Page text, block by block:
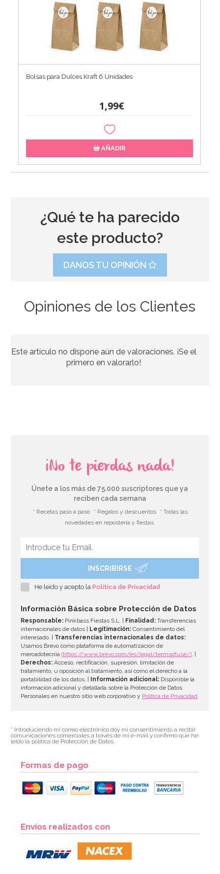
Bolsas para Dulces Kraft 6 Unidades
1,99€
AÑADIR
¿Qué te ha parecido
este producto?
DANOS TU OPINIÓN
Opiniones de los Clientes
Este artículo no dispone aún de valoraciones. ¡Se el
primero en valorarlo!
¡No te pierdas nada!
Únete a los más de 75.000 suscriptores que ya
reciben cada semana
* Recetas paso a paso * Regalos y descuentos
* Todas las
novedades en repostería y fiestas
INSCRIBIRSE
He leído y acepto laPolítica de Privacidad
Información Básica sobre Protección de Datos
Responsable: Pinkbass Fiestas S.L. | Finalidad: Transferencias
internacionales de datos |
Legitimación: Consentimiento del
interesado. | Transferencias internacionales de datos:
Usamos Brevo como plataforma de automatización de
mercadotecnia(https://www.brevo.com/es/legal/termsofuse/). |
Derechos: Acceso, rectificación, supresión, limitación de
tratamiento, u oposición al tratamiento, así como el derecho a la
portabilidad de los datos. |
Información adicional: Disponible la
información adicional y detallada sobre la Protección de Datos
Personales en nuestro sitio web corporativo y Política de Privacidad.
* Introduciendo mi correo electrónico doy mi consentimiento a recibir
comunicaciones comerciales a través de mi e-mail y confirmo que he
leído la política de Protección de Datos.
Formas de pago
Envíos realizados con